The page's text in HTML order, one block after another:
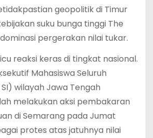
geopolitik di Timur
suku bunga tinggi The
pergerakan nilai tukar.
reaksi keras di tingkat nasional.
Mahasiswa Seluruh
wilayah Jawa Tengah
melakukan aksi pembakaran
di Semarang pada Jumat
protes atas jatuhnya nilai